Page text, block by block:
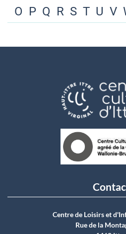
O P Q R S T U V
Centre de Loisirs et
Rue de la